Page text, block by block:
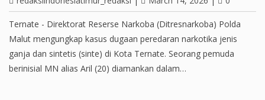
Ternate - Direktorat Reserse Narkoba (Ditresnarkoba) Polda
Malut mengungkap kasus dugaan peredaran narkotika jenis
ganja dan sintetis (sinte) di Kota Ternate. Seorang pemuda
berinisial MN alias Aril (20) diamankan dalam…